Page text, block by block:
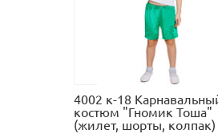
4002 к-18
костюм "Гномик Тоша"
(жилет, шорты, колпак)